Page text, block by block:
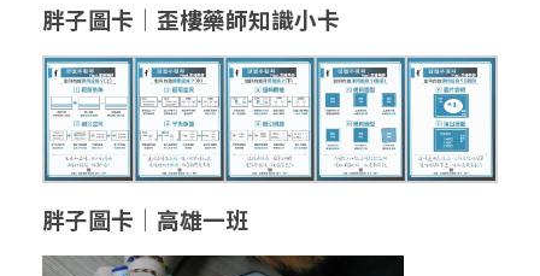
胖子圖卡│歪樓藥師知識小卡
胖子圖卡│高雄一班